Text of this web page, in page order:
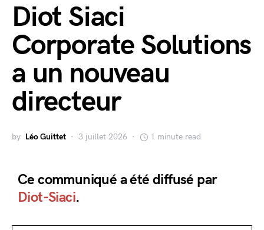
Diot Siaci
Corporate Solutions
a un nouveau
directeur
by Léo Guittet 3 juillet 2026 1 minute read
Ce communiqué a été diffusé par
Diot-Siaci.